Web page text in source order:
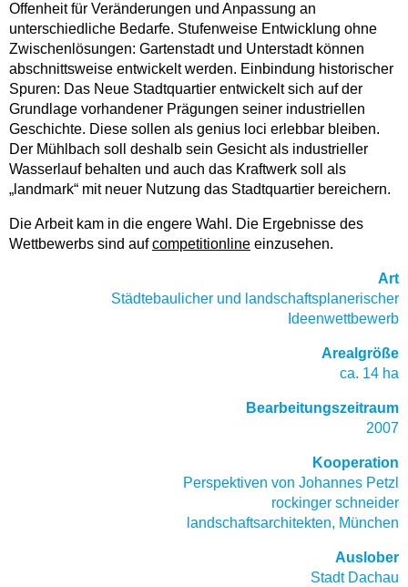
Offenheit für Veränderungen und Anpassung an
unterschiedliche Bedarfe. Stufenweise Entwicklung ohne
Zwischenlösungen: Gartenstadt und Unterstadt können
abschnittsweise entwickelt werden. Einbindung historischer
Spuren: Das Neue Stadtquartier entwickelt sich auf der
Grundlage vorhandener Prägungen seiner industriellen
Geschichte. Diese sollen als genius loci erlebbar bleiben.
Der Mühlbach soll deshalb sein Gesicht als industrieller
Wasserlauf behalten und auch das Kraftwerk soll als
„landmark“ mit neuer Nutzung das Stadtquartier bereichern.
Die Arbeit kam in die engere Wahl. Die Ergebnisse des
Wettbewerbs sind aufcompetitionline einzusehen.
Art
Städtebaulicher und landschaftsplanerischer
Ideenwettbewerb
Arealgröße
ca. 14 ha
Bearbeitungszeitraum
2007
Kooperation
Perspektiven von Johannes Petzl
rockinger schneider
landschaftsarchitekten, München
Auslober
Stadt Dachau